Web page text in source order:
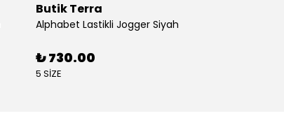
Butik Terra
Alphabet Lastikli Jogger Siyah
₺ 730.00
5 SİZE